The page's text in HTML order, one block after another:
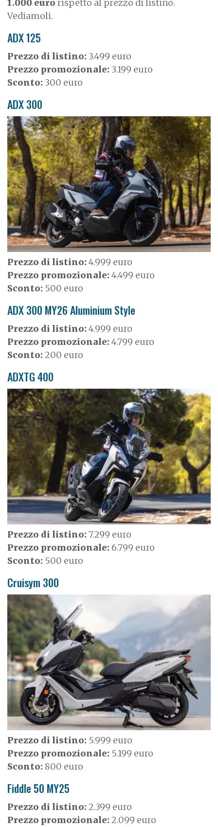
1.000 euro rispetto al prezzo di listino.
Vediamoli.
ADX 125
Prezzo di listino: 3.499 euro
Prezzo promozionale: 3.199 euro
Sconto: 300 euro
ADX 300
I
m
a
g
e
Prezzo di listino: 4.999 euro
Prezzo promozionale: 4.499 euro
Sconto: 500 euro
ADX 300 MY26 Aluminium Style
Prezzo di listino: 4.999 euro
Prezzo promozionale: 4.799 euro
Sconto: 200 euro
ADXTG 400
I
m
a
e
Prezzo di listino: 7.299 euro
Prezzo promozionale: 6.799 euro
Sconto: 500 euro
Cruisym 300
I
m
a
g
e
Prezzo di listino: 5.999 euro
Prezzo promozionale: 5.199 euro
Sconto: 800 euro
Fiddle 50 MY25
Prezzo di listino: 2.399 euro
Prezzo promozionale: 2.099 euro